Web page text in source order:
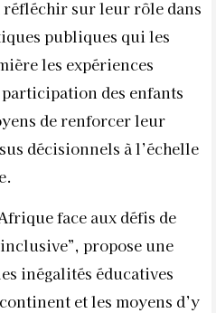
réfléchir sur leur rôle dans
publiques qui les
les expériences
des enfants
de renforcer leur
décisionnels à l’échelle
face aux défis de
propose une
inégalités éducatives
et les moyens d’y